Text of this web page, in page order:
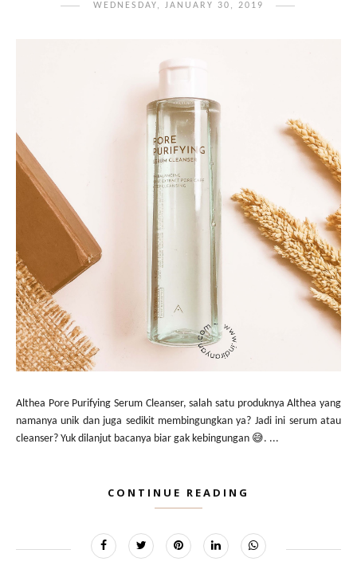
WEDNESDAY, JANUARY 30, 2019
Althea Pore Purifying Serum Cleanser, salah satu produknya Althea yang
namanya unik dan juga sedikit membingungkan ya? Jadi ini serum atau
cleanser? Yuk dilanjut bacanya biar gak kebingungan 😅. ...
CONTINUE READING